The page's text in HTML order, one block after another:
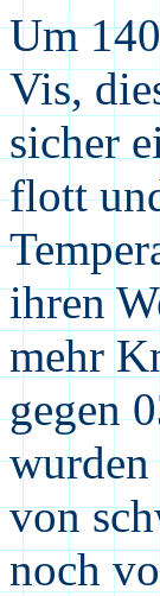
Um
Vis,
sicher
flott
ihren
mehr
gegen
von
noch